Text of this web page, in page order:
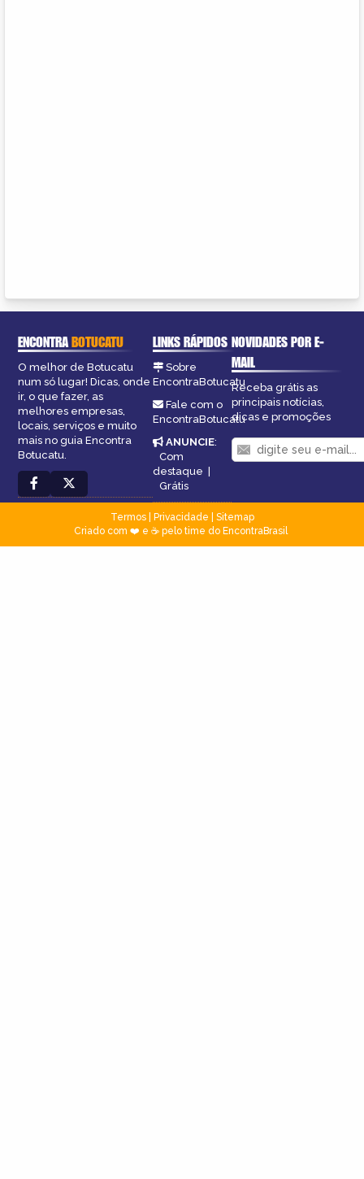
ENCONTRABOTUCATU
O melhor de Botucatu
num só lugar! Dicas, onde
ir, o que fazer, as
melhores empresas,
locais, serviços e muito
mais no guia Encontra
Botucatu.
LINKS RÁPIDOS
Sobre
EncontraBotucatu
Fale com o
EncontraBotucatu
ANUNCIE:
Com
destaque |
Grátis
NOVIDADES POR E-
MAIL
Receba grátis as
principais notícias,
dicas e promoções
Termos| Privacidade
Sitemap
Criado com ❤️ e ☕ pelo time do EncontraBrasil